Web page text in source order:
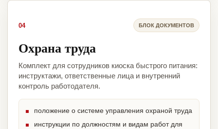
04 БЛОК ДОКУМЕНТОВ
Охрана труда
Комплект для сотрудников киоска быстрого питания:
инструктажи, ответственные лица и внутренний
контроль работодателя.
положение о системе управления охраной труда
инструкции по должностям и видам работ для